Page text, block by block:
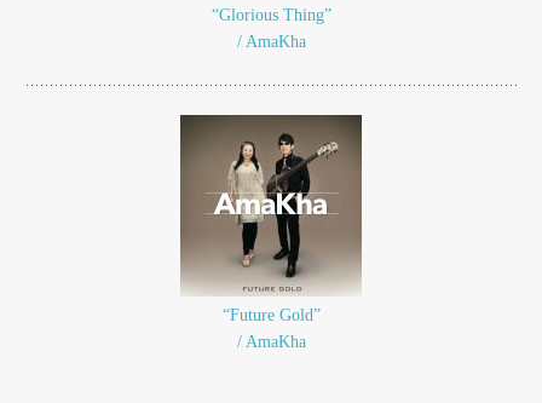
“Glorious Thing”
/ AmaKha
“Future Gold”
/ AmaKha